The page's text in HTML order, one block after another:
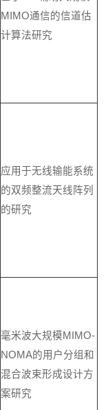
MIMO通信的信道估
计算法研究
应用于无线输能系统
的双频整流天线阵列
的研究
毫米波大规模MIMO-
NOMA的用户分组和
混合波束形成设计方
案研究